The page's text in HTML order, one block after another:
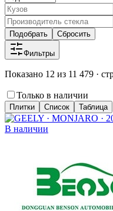
Подобрать Сбросить
Фильтры
Показано 12 из 11 479 ·
Только в наличии
Плитки Список Таблица
В наличии